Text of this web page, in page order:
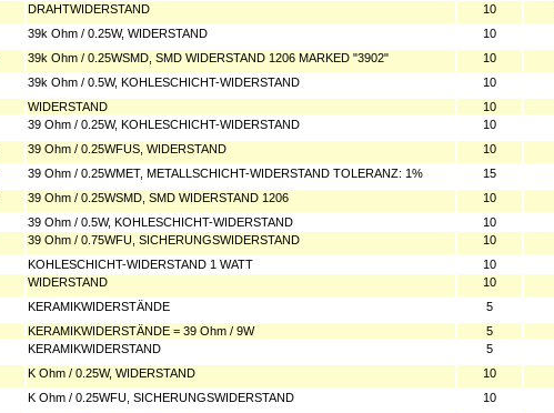
DRAHTWIDERSTAND 10
39k Ohm / 0.25W, WIDERSTAND 10
39k Ohm / 0.25WSMD, SMD WIDERSTAND 1206 MARKED "3902" 10
39k Ohm / 0.5W, KOHLESCHICHT-WIDERSTAND 10
WIDERSTAND 10
39 Ohm / 0.25W, KOHLESCHICHT-WIDERSTAND 10
39 Ohm / 0.25WFUS, WIDERSTAND 10
39 Ohm / 0.25WMET, METALLSCHICHT-WIDERSTAND TOLERANZ: 1% 15
39 Ohm / 0.25WSMD, SMD WIDERSTAND 1206 10
39 Ohm / 0.5W, KOHLESCHICHT-WIDERSTAND 10
39 Ohm / 0.75WFU, SICHERUNGSWIDERSTAND 10
KOHLESCHICHT-WIDERSTAND 1 WATT 10
WIDERSTAND 10
KERAMIKWIDERSTÄNDE 5
KERAMIKWIDERSTÄNDE = 39 Ohm / 9W 5
KERAMIKWIDERSTAND 5
K Ohm / 0.25W, WIDERSTAND 10
K Ohm / 0.25WFU, SICHERUNGSWIDERSTAND 10